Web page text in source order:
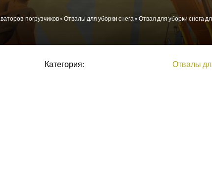
погрузчиков» Отвалы для уборки снега » Отвал для уборки снега
Категория:
Отвалы